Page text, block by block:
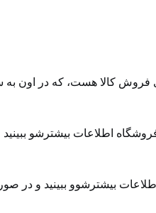
فروش کالا هست، که در اون به
⁠اطلاعات بیشترشو
بیشترشوو ببینید و در